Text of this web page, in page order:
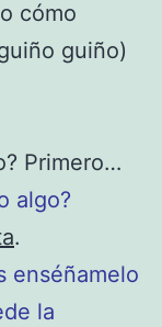
cómo
guiño)
Primero…
algo?
.
enséñamelo
la